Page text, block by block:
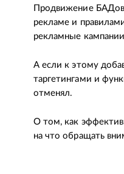
Продвижение
рекламе и
рекламные
А если к этому
таргетингами и
отменял.
О том, как
на что обращать